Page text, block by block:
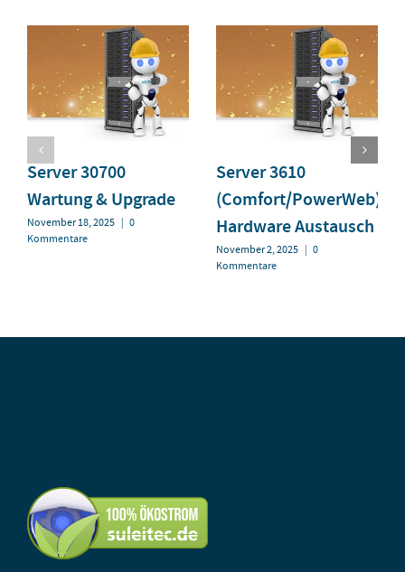
Server 30700
Wartung & Upgrade
November 18, 2025 | 0
Kommentare
Server 3610
(Comfort/PowerWeb)
Hardware Austausch
November 2, 2025 | 0
Kommentare